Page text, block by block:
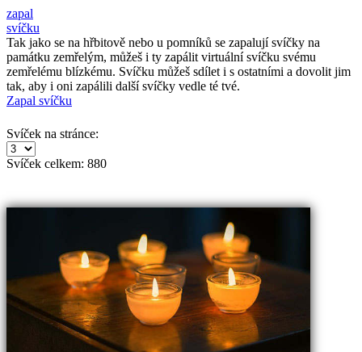
zapal
svíčku
Tak jako se na hřbitově nebo u pomníků se zapalují svíčky na
památku zemřelým, můžeš i ty zapálit virtuální svíčku svému
zemřelému blízkému. Svíčku můžeš sdílet i s ostatními a dovolit jim
tak, aby i oni zapálili další svíčky vedle té tvé.
Zapal svíčku
Svíček na stránce:
Svíček celkem: 880